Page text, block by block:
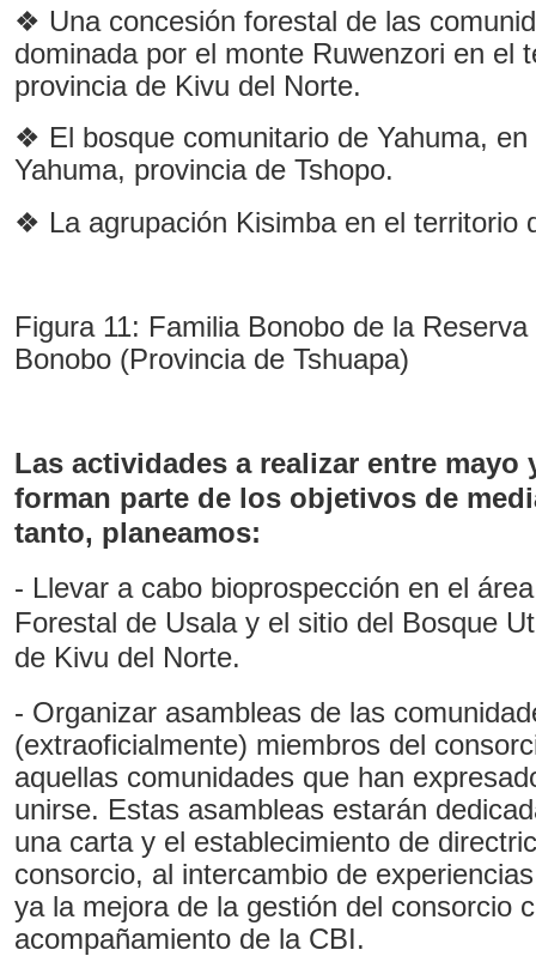
❖ Una concesión forestal de las
dominada por el monte Ruwenzori en el
provincia de Kivu del Norte.
❖ El bosque comunitario de Yahuma, en
Yahuma, provincia de Tshopo.
❖ La agrupación Kisimba en el territorio
Figura 11: Familia Bonobo de la
Bonobo (Provincia de Tshuapa)
Las actividades a realizar entre mayo
forman parte de los objetivos de
tanto, planeamos:
- Llevar a cabo bioprospección en el
Forestal de Usala y el sitio del Bosque
de Kivu del Norte.
- Organizar asambleas de las
(extraoficialmente) miembros del
aquellas comunidades que han
unirse. Estas asambleas estarán
una carta y el establecimiento de
consorcio, al intercambio de
ya la mejora de la gestión del consorcio
acompañamiento de la CBI.